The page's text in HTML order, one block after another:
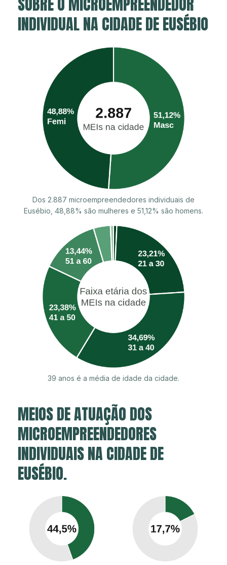
INDIVIDUAL NA CIDADE DE EUSÉBIO
Dos 2.887 microempreendedores individuais de
Eusébio, 48,88% são mulheres e 51,12% são homens.
39 anos é a média de idade da cidade.
MEIOS DE ATUAÇÃO DOS
MICROEMPREENDEDORES
INDIVIDUAIS NA CIDADE DE
EUSÉBIO.